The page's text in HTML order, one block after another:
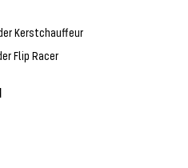
Kerstchauffeur
Flip Racer